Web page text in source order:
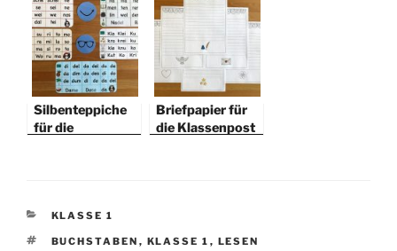
Silbenteppiche
für die
Briefpapier für
die Klassenpost
KATEGORIEN
KLASSE 1
SCHLAGWÖRTER
BUCHSTABEN , KLASSE 1 , LESEN